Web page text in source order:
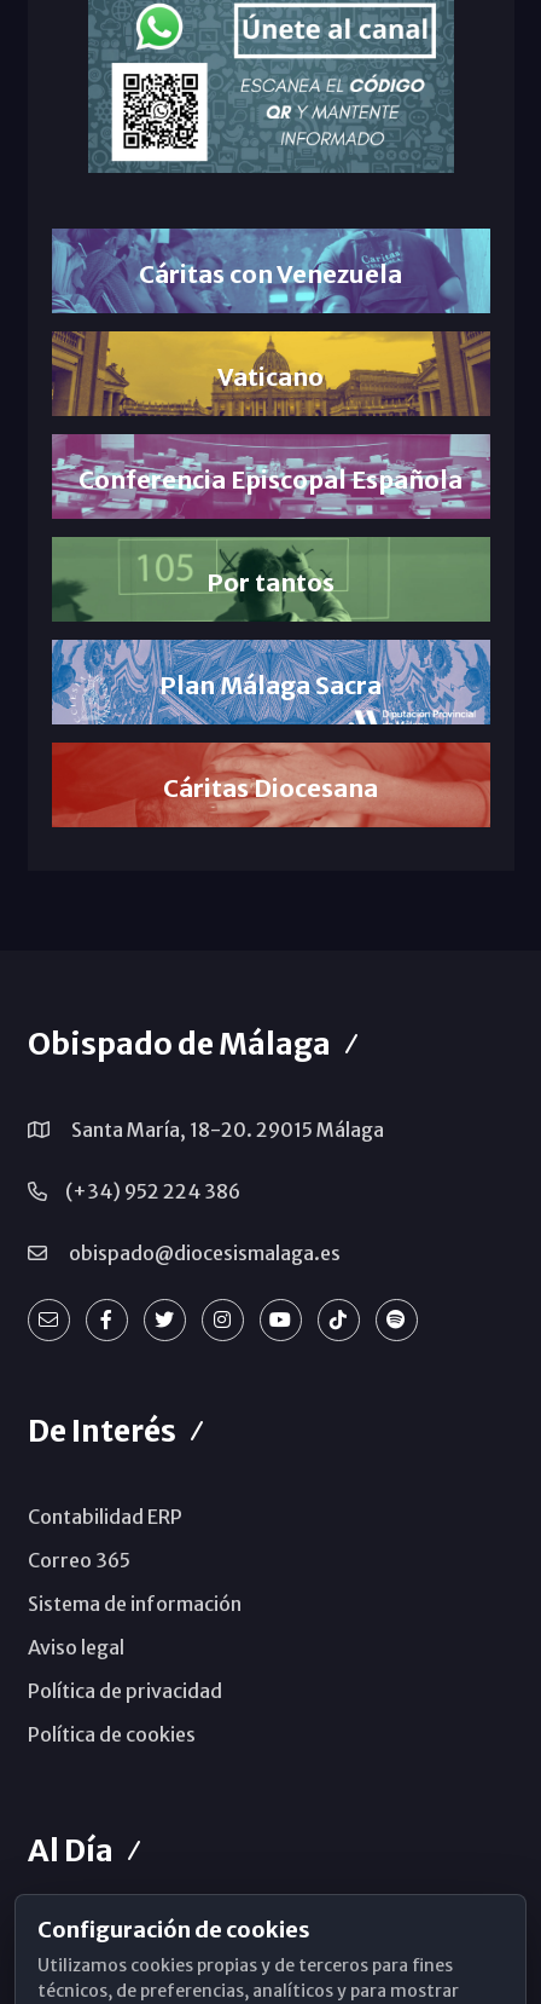
Cáritas con Venezuela
Vaticano
Conferencia Episcopal Española
Por tantos
Plan Málaga Sacra
Cáritas Diocesana
Obispado de Málaga
Santa María, 18-20. 29015 Málaga
(+34) 952 224 386
obispado@diocesismalaga.es
De Interés
Contabilidad ERP
Correo 365
Sistema de información
Aviso legal
Política de privacidad
Política de cookies
Al Día
Horarios de Misa
Hemeroteca
Configuración de cookies
Utilizamos cookies propias y de terceros para fines
técnicos, de preferencias, analíticos y para mostrar